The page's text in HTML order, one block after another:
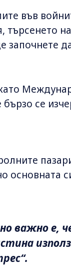
във
търсенето
започнете
се
основната
важно е,